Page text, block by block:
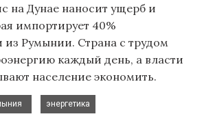
на Дунае наносит ущерб и
импортирует 40%
из Румынии. Страна с трудом
каждый день, а власти
население экономить.
энергетика